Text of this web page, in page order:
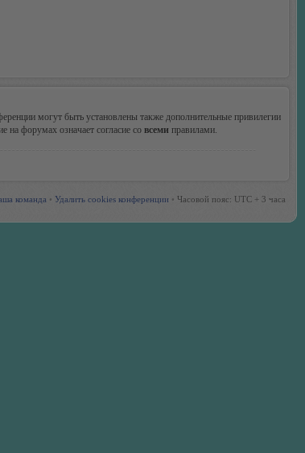
могут быть установлены также дополнительные привилегии
на форумах означает согласие со всеми правилами.
команда • Удалить cookies конференции • Часовой пояс: UTC + 3 часа